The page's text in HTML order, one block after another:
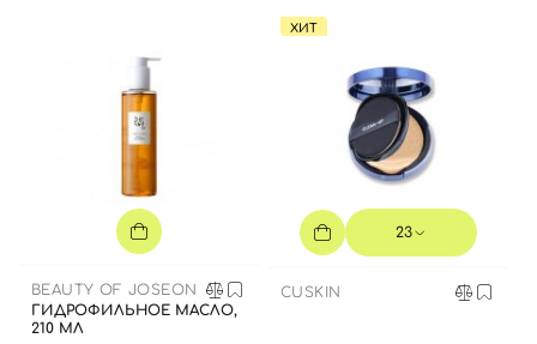
BEAUTY OF JOSEON
ГИДРОФИЛЬНОЕ МАСЛО,
210 МЛ
ХИТ
23
CUSKIN